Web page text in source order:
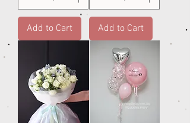
Add to Cart Add to Cart